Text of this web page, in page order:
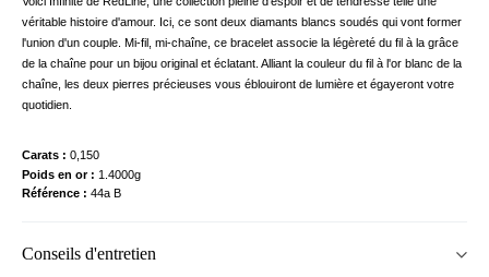
véritable histoire d'amour. Ici, ce sont deux diamants blancs soudés qui vont former
l'union d'un couple. Mi-fil, mi-chaîne, ce bracelet associe la légèreté du fil à la grâce
de la chaîne pour un bijou original et éclatant. Alliant la couleur du fil à l'or blanc de la
chaîne, les deux pierres précieuses vous éblouiront de lumière et égayeront votre
quotidien.
Carats
0,150
Poids en or
1.4000g
Référence
44a B
Conseils d'entretien